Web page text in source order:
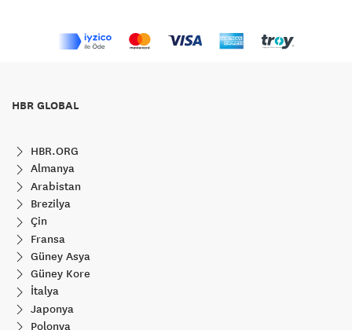
HBR GLOBAL
HBR.ORG
Almanya
Arabistan
Brezilya
Çin
Fransa
Güney Asya
Güney Kore
İtalya
Japonya
Polonya